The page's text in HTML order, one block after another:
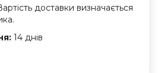
доставки визначається
14 днів